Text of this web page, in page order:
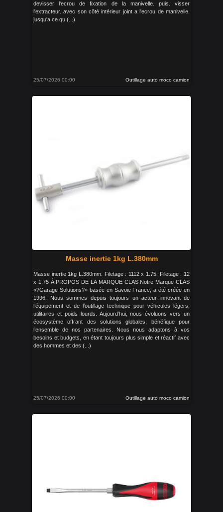
devisser l'ecrou de fixation de la manivelle. puis. visser
l'extracteur. avec son côté intérieur joint a l'ecrou de manivelle.
jusqu'a ce qu (...)
25/07/2026 00:00 Outillage auto moco camion
Masse inertie 1kg L.380mm
Masse inertie 1kg L.380mm. Filetage : 1112 x 1.75. Filetage : 12
x 1.75 À PROPOS DE LA MARQUE CLAS Notre Marque CLAS
«?Garage Solutions?» basée en Savoie France, a été créée en
1996. Nous sommes depuis toujours un acteur innovant de
l’équipement et de l’outillage technique pour véhicules légers,
utilitaires et poids lourds. Aujourd’hui, nous évoluons vers un
écosystème offrant des solutions globales, bénéfique pour
l’ensemble de nos partenaires. Nous nous adaptons à vos
besoins et budgets, en étant toujours plus simple et réactif avec
des hommes et des (...)
25/07/2026 00:00 Outillage auto moco camion